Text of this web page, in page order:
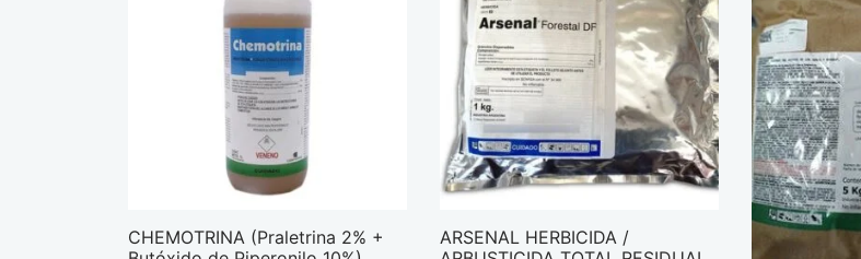
CHEMOTRINA (Praletrina 2% +
ARSENAL HERBICIDA /